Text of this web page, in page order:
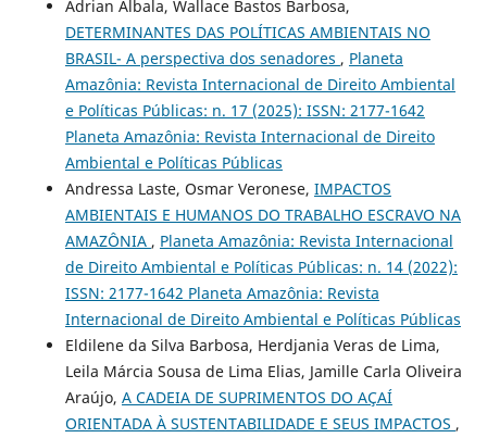
Adrian Albala, Wallace Bastos Barbosa,
DETERMINANTES DAS POLÍTICAS AMBIENTAIS NO
BRASIL- A perspectiva dos senadores , Planeta
Amazônia: Revista Internacional de Direito Ambiental
e Políticas Públicas: n. 17 (2025): ISSN: 2177-1642
Planeta Amazônia: Revista Internacional de Direito
Ambiental e Políticas Públicas
Andressa Laste, Osmar Veronese, IMPACTOS
AMBIENTAIS E HUMANOS DO TRABALHO ESCRAVO NA
AMAZÔNIA , Planeta Amazônia: Revista Internacional
de Direito Ambiental e Políticas Públicas: n. 14 (2022):
ISSN: 2177-1642 Planeta Amazônia: Revista
Internacional de Direito Ambiental e Políticas Públicas
Eldilene da Silva Barbosa, Herdjania Veras de Lima,
Leila Márcia Sousa de Lima Elias, Jamille Carla Oliveira
Araújo, A CADEIA DE SUPRIMENTOS DO AÇAÍ
ORIENTADA À SUSTENTABILIDADE E SEUS IMPACTOS ,